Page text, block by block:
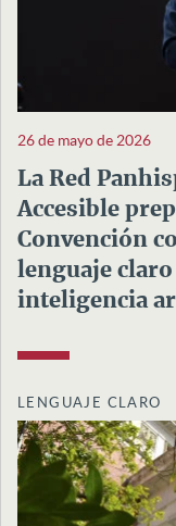
26 de mayo de 2026
La Red
Accesible
Convención
lenguaje claro
inteligencia
LENGUAJE CLARO